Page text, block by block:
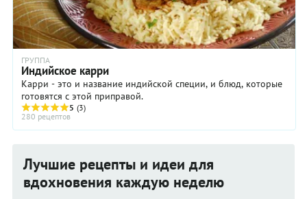
ГРУППА
Индийское карри
Карри - это и название индийской специи, и блюд, которые
готовятся с этой приправой.
5 (3)
280 рецептов
Лучшие рецепты и идеи для
вдохновения каждую неделю